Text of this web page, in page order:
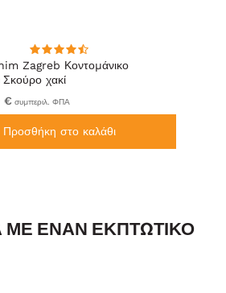
Zagreb Κοντομάνικο
χακί
€ συμπεριλ. ΦΠΑ
Προσθήκη στο καλάθι
ΜΕ ΈΝΑΝ ΕΚΠΤΩΤΙΚΌ